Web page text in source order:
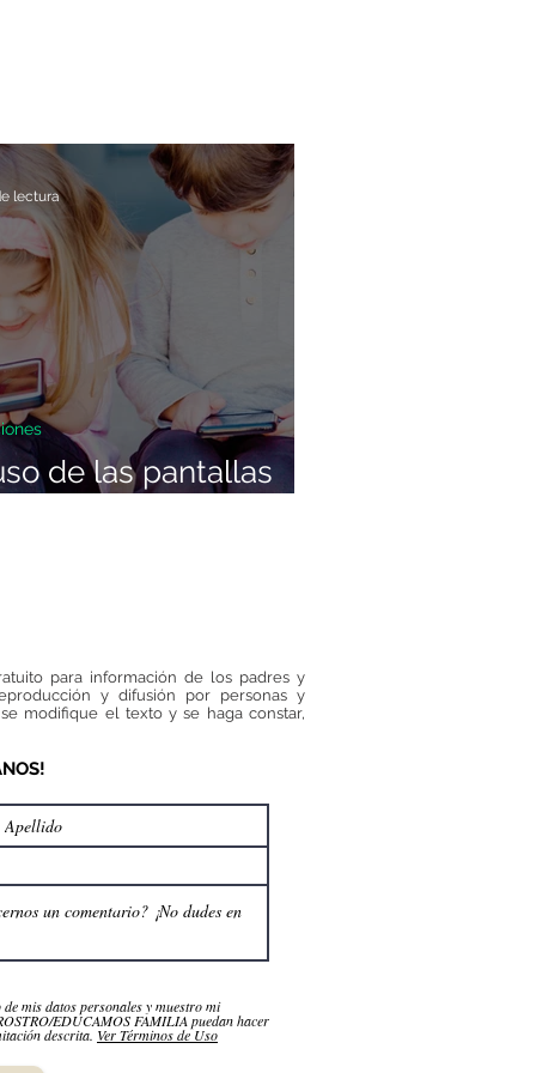
de las pantallas
lectura
para información de los padres y
y difusión por personas y
modifique el texto y se haga constar,
mis datos personales y muestro mi
EDUCAMOS FAMILIA puedan hacer
descrita. Ver Términos de Uso